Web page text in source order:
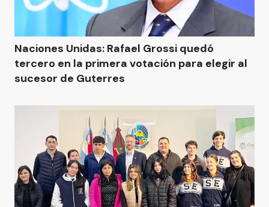
Naciones Unidas: Rafael Grossi quedó
tercero en la primera votación para elegir al
sucesor de Guterres